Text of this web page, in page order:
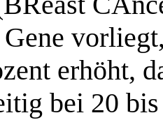
erhöht,
bei 20